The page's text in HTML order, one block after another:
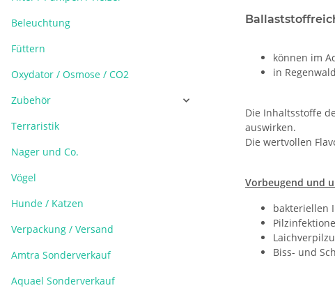
können im
in
Die Inhaltsstoffe
auswirken.
Die wertvollen
Vorbeugend und
bakteriellen
Biss- und
Beleuchtung
Füttern
Oxydator / Osmose / CO2
Zubehör
Terraristik
Nager und Co.
Vögel
Hunde / Katzen
Verpackung / Versand
Amtra Sonderverkauf
Aquael Sonderverkauf